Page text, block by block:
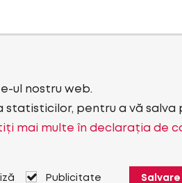
ul nostru web.
statisticilor, pentru a vă
mai multe în declarația de
Publicitate